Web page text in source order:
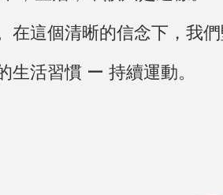
在這個清晰的信念下，我
活習慣 ー 持續運動。